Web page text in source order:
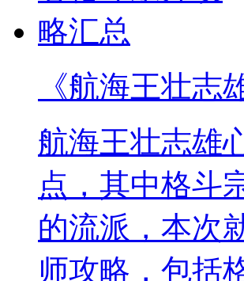
《航海王壮志
航海王壮志雄
点，其中格斗
的流派，本次
师攻略，包括